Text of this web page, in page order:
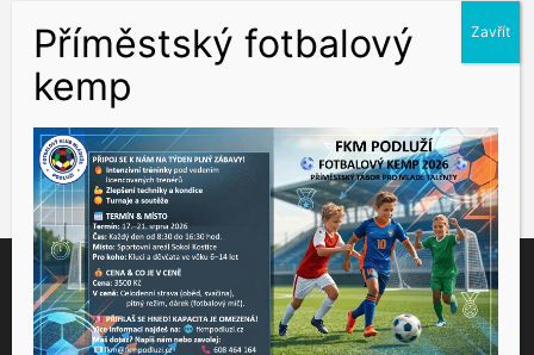
Tento web využívá soubory cookies ke správné funkčnosti a
analýze návštěvnosti. Souhlas k používání těchto dat nám
udělíte kliknutím na tlačítko "Přijmout".
Souhlas můžete odmítnoutzde